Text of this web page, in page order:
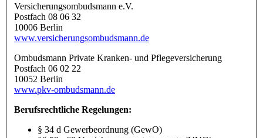
Versicherungsombudsmann e.V.
Postfach 08 06 32
10006 Berlin
www.versicherungsombudsmann.de
Ombudsmann Private Kranken- und Pflegeversicherung
Postfach 06 02 22
10052 Berlin
www.pkv-ombudsmann.de
Berufsrechtliche Regelungen:
§ 34 d Gewerbeordnung (GewO)